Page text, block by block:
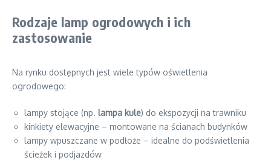
Rodzaje lamp ogrodowych i ich
zastosowanie
Na rynku dostępnych jest wiele typów oświetlenia
ogrodowego:
lampy stojące (np. lampa kule) do ekspozycji na trawniku
kinkiety elewacyjne – montowane na ścianach budynków
lampy wpuszczane w podłoże – idealne do podświetlenia
ścieżek i podjazdów